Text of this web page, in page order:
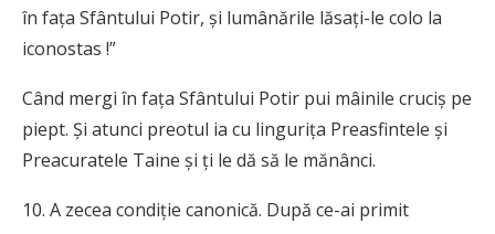
în faţa Sfântului Potir, şi lumânările lăsaţi-le colo la
iconostas !”
Când mergi în faţa Sfântului Potir pui mâinile cruciş pe
piept. Şi atunci preotul ia cu linguriţa Preasfintele şi
Preacuratele Taine şi ţi le dă să le mănânci.
10. A zecea condiţie canonică. După ce-ai primit